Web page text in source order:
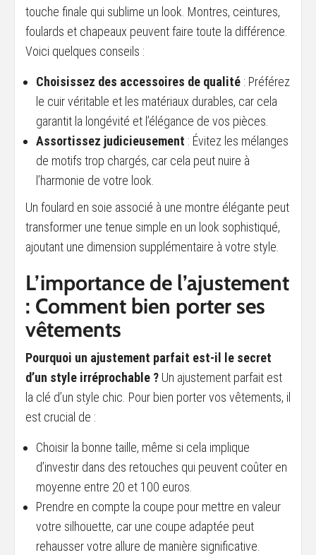
touche finale qui sublime un look. Montres, ceintures,
foulards et chapeaux peuvent faire toute la différence.
Voici quelques conseils :
Choisissez des accessoires de qualité : Préférez
le cuir véritable et les matériaux durables, car cela
garantit la longévité et l’élégance de vos pièces.
Assortissez judicieusement : Évitez les mélanges
de motifs trop chargés, car cela peut nuire à
l’harmonie de votre look.
Un foulard en soie associé à une montre élégante peut
transformer une tenue simple en un look sophistiqué,
ajoutant une dimension supplémentaire à votre style.
L’importance de l’ajustement
: Comment bien porter ses
vêtements
Pourquoi un ajustement parfait est-il le secret
d’un style irréprochable ? Un ajustement parfait est
la clé d’un style chic. Pour bien porter vos vêtements, il
est crucial de :
Choisir la bonne taille, même si cela implique
d’investir dans des retouches qui peuvent coûter en
moyenne entre 20 et 100 euros.
Prendre en compte la coupe pour mettre en valeur
votre silhouette, car une coupe adaptée peut
rehausser votre allure de manière significative.